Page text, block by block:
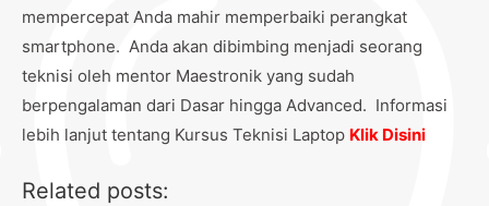
mempercepat Anda mahir memperbaiki perangkat
smartphone. Anda akan dibimbing menjadi seorang
teknisi oleh mentor Maestronik yang sudah
berpengalaman dari Dasar hingga Advanced. Informasi
lebih lanjut tentang Kursus Teknisi Laptop Klik Disini
Related posts: